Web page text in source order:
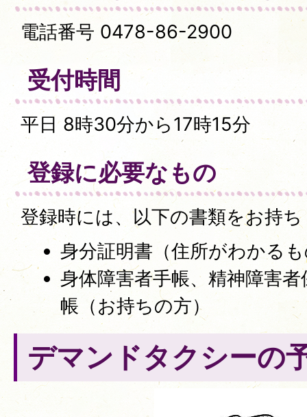
電話番号 0478-86-2900
受付時間
平日 8時30分から17時15分
登録に必要なもの
登録時には、以下の書類をお持
身分証明書（住所がわかる
身体障害者手帳、精神障害
帳（お持ちの方）
デマンドタクシーの